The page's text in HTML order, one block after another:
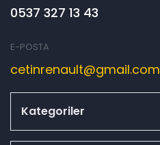
0537 327 13 43
E-POSTA
cetinrenault@gmail.com
Kategoriler